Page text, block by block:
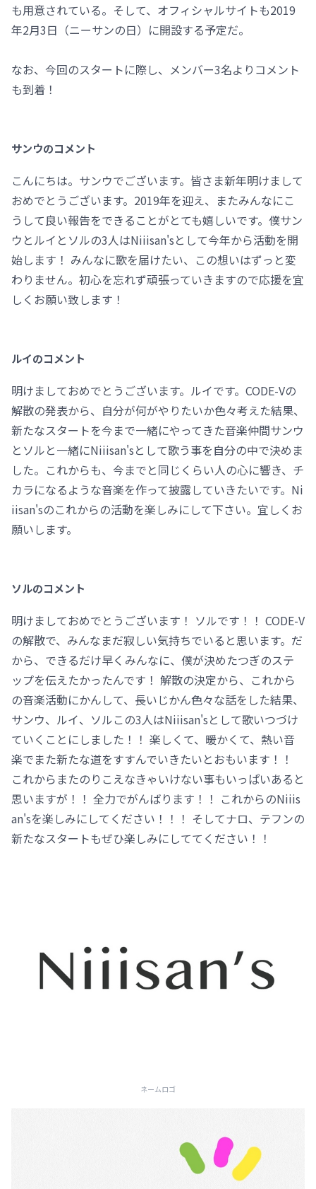
も用意されている。そして、オフィシャルサイトも2019
年2月3日（ニーサンの日）に開設する予定だ。
なお、今回のスタートに際し、メンバー3名よりコメント
も到着！
サンウのコメント
こんにちは。サンウでございます。皆さま新年明けまして
おめでとうございます。2019年を迎え、またみんなにこ
うして良い報告をできることがとても嬉しいです。僕サン
ウとルイとソルの3人はNiiisan'sとして今年から活動を開
始します！ みんなに歌を届けたい、この想いはずっと変
わりません。初心を忘れず頑張っていきますので応援を宜
しくお願い致します！
ルイのコメント
明けましておめでとうございます。ルイです。CODE-Vの
解散の発表から、自分が何がやりたいか色々考えた結果、
新たなスタートを今まで一緒にやってきた音楽仲間サンウ
とソルと一緒にNiiisan'sとして歌う事を自分の中で決めま
した。これからも、今までと同じくらい人の心に響き、チ
カラになるような音楽を作って披露していきたいです。Ni
iisan'sのこれからの活動を楽しみにして下さい。宜しくお
願いします。
ソルのコメント
明けましておめでとうございます！ ソルです！！ CODE-V
の解散で、みんなまだ寂しい気持ちでいると思います。だ
から、できるだけ早くみんなに、僕が決めたつぎのステ
ップを伝えたかったんです！ 解散の決定から、これから
の音楽活動にかんして、長いじかん色々な話をした結果、
サンウ、ルイ、ソルこの3人はNiiisan'sとして歌いつづけ
ていくことにしました！！ 楽しくて、暖かくて、熱い音
楽でまた新たな道をすすんでいきたいとおもいます！！
これからまたのりこえなきゃいけない事もいっぱいあると
思いますが！！ 全力でがんばります！！ これからのNiiis
an'sを楽しみにしてください！！！ そしてナロ、テフンの
新たなスタートもぜひ楽しみにしててください！！
ネームロゴ